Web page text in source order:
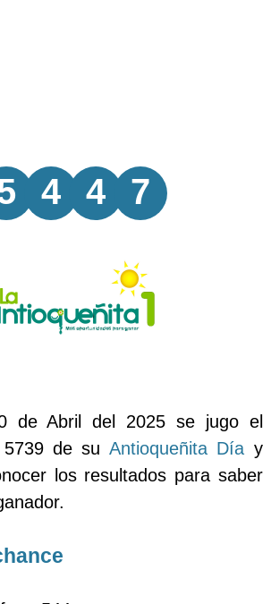
4 4 7
de Abril del 2025 se jugo el
de su Antioqueñita Día y
los resultados para saber